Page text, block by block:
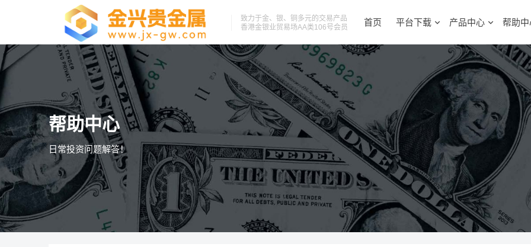
致力于金、银、铜多元的交易产品
香港金银业贸易场AA类106号会员
首页 平台下载 产品中心 帮助中
帮助中心
日常投资问题解答！